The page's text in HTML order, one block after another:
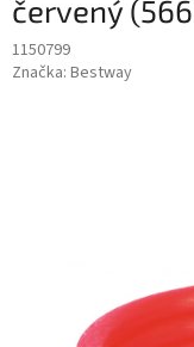
červený
1150799
Značka: Bestway